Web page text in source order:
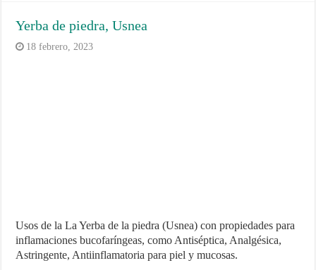
Yerba de piedra, Usnea
18 febrero, 2023
Usos de la La Yerba de la piedra (Usnea) con propiedades para
inflamaciones bucofaríngeas, como Antiséptica, Analgésica,
Astringente, Antiinflamatoria para piel y mucosas.